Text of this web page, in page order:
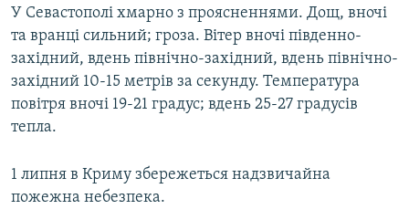
У Севастополі хмарно з проясненнями. Дощ, вночі
та вранці сильний; гроза. Вітер вночі південно-
західний, вдень північно-західний, вдень північно-
західний 10-15 метрів за секунду. Температура
повітря вночі 19-21 градус; вдень 25-27 градусів
тепла.
1 липня в Криму збережеться надзвичайна
пожежна небезпека.